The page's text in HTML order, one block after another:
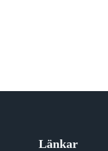
Länkar